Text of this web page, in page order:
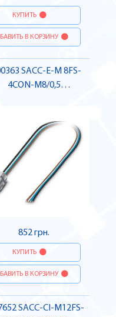
КУПИТЬ
В КОРЗИНУ
SACC-E-M 8FS-
4CON-M8/0,5
гніздо , Pheonix
Contact
852 грн.
КУПИТЬ
В КОРЗИНУ
SACC-CI-M12FS-